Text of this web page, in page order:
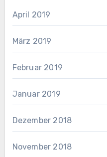
April 2019
März 2019
Februar 2019
Januar 2019
Dezember 2018
November 2018